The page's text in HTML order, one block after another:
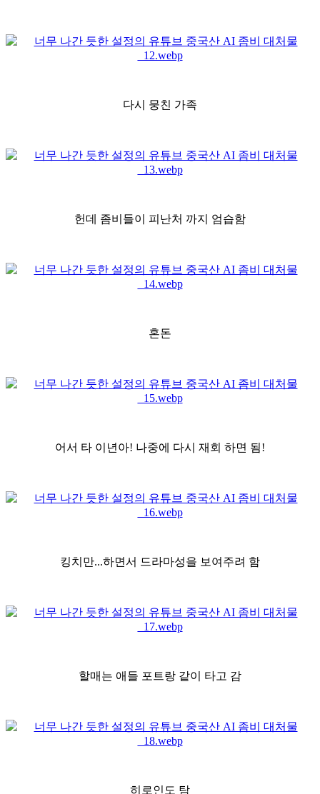
다시 뭉친 가족
헌데 좀비들이 피난처 까지 엄습함
혼돈
어서 타 이년아! 나중에 다시 재회 하면 됨!
킹치만...하면서 드라마성을 보여주려 함
할매는 애들 포트랑 같이 타고 감
히로인도 탐